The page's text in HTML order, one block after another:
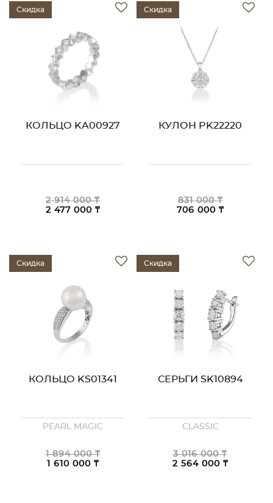
Скидка
КОЛЬЦО KA00927
2 914 000 ₸
2 477 000 ₸
Скидка
КУЛОН PK22220
831 000 ₸
706 000 ₸
Скидка
КОЛЬЦО KS01341
PEARL MAGIC
1 894 000 ₸
1 610 000 ₸
Скидка
СЕРЬГИ SK10894
CLASSIC
3 016 000 ₸
2 564 000 ₸